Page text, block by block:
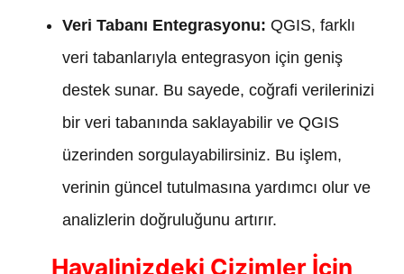
Veri Tabanı Entegrasyonu: QGIS, farklı
veri tabanlarıyla entegrasyon için geniş
destek sunar. Bu sayede, coğrafi verilerinizi
bir veri tabanında saklayabilir ve QGIS
üzerinden sorgulayabilirsiniz. Bu işlem,
verinin güncel tutulmasına yardımcı olur ve
analizlerin doğruluğunu artırır.
Hayalinizdeki Çizimler İçin